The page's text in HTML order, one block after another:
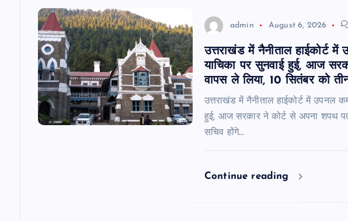
admin August 6, 2026
उत्तराखंड में नैनीताल हाईकोर्ट में
याचिका पर सुनवाई हुई, आज
वापस ले लिया, 10 सितंबर को
उत्तराखंड में नैनीताल हाईकोर्ट में उपनल
हुई, आज सरकार ने कोर्ट से अपना शपथ
सचिव होंगे…
Continue reading